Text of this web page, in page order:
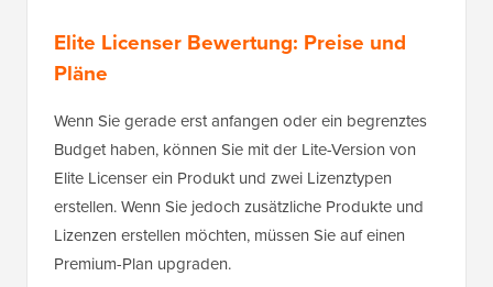
Elite Licenser Bewertung: Preise und
Pläne
Wenn Sie gerade erst anfangen oder ein begrenztes
Budget haben, können Sie mit der Lite-Version von
Elite Licenser ein Produkt und zwei Lizenztypen
erstellen. Wenn Sie jedoch zusätzliche Produkte und
Lizenzen erstellen möchten, müssen Sie auf einen
Premium-Plan upgraden.